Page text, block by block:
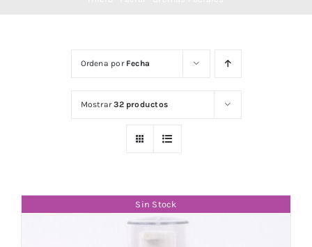
Ordena por Fecha
Mostrar32 productos
Sin Stock